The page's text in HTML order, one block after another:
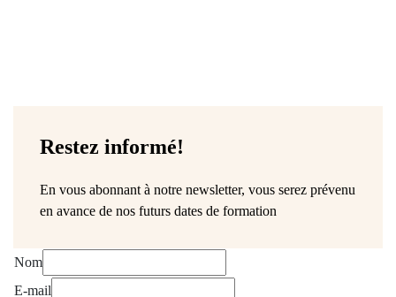
Restez informé!
En vous abonnant à notre newsletter, vous serez prévenu
en avance de nos futurs dates de formation
Nom
E-mail